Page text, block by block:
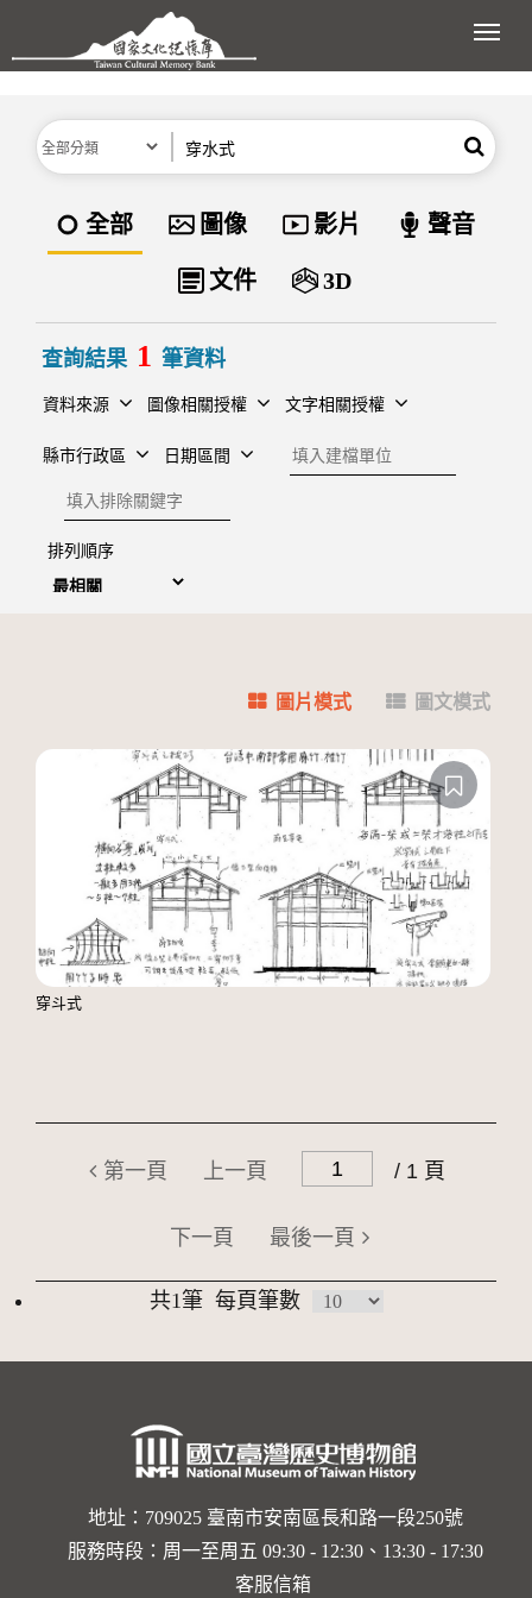
跳到主要內容區塊
展
分類 搜尋
資料類型
全部 圖像 影片 聲音
文件 3D
查詢結果 1 筆資料
資料來源 圖像相關授權 文字相關授權
縣市行政區 日期區間
建檔單位
排除關鍵字
排列順序
圖片模式 圖文模式
穿斗式
第一頁 上一頁 / 1 頁
下一頁 最後一頁
共1筆 每頁筆數
地址：709025 臺南市安南區長和路一段250號
服務時段：周一至周五 09:30 - 12:30、13:30 - 17:30
客服信箱